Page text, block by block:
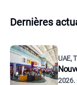
Dernières
UAE,
2026.